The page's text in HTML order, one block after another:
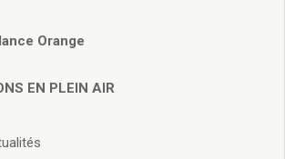
de Fonctionnement
d’Investissement
municipaux
du conseil municipal
2025
Orange
EN PLEIN AIR